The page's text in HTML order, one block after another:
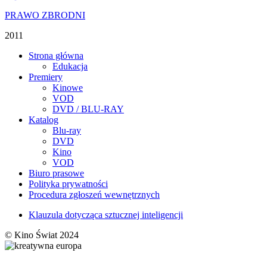
PRAWO ZBRODNI
2011
Strona główna
Edukacja
Premiery
Kinowe
VOD
DVD / BLU-RAY
Katalog
Blu-ray
DVD
Kino
VOD
Biuro prasowe
Polityka prywatności
Procedura zgłoszeń wewnętrznych
Klauzula dotycząca sztucznej inteligencji
© Kino Świat 2024